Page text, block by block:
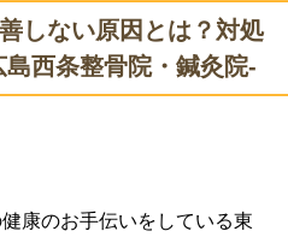
しない原因とは？対処
西条整骨院・鍼灸院-
康のお手伝いをしている東